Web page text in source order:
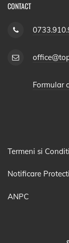
CONTACT
Formular
Termeni si
Notificare
ANPC